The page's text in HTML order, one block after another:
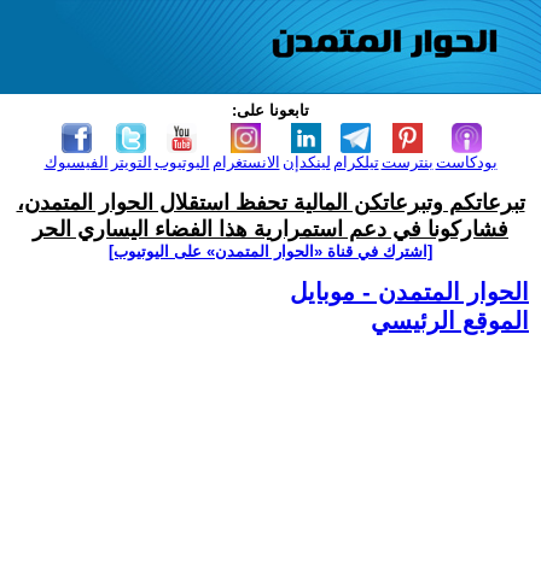
تابعونا على:
الفيسبوك التويتر اليوتيوب الانستغرام لينكدإن تيلكرامبنترست بودكاست
تبرعاتكم وتبرعاتكن المالية تحفظ استقلال الحوار المتمدن،
فشاركونا في دعم استمرارية هذا الفضاء اليساري الحر
[اشترك في قناة ‫«الحوار المتمدن» على اليوتيوب]
الحوار المتمدن - موبايل
الموقع الرئيسي